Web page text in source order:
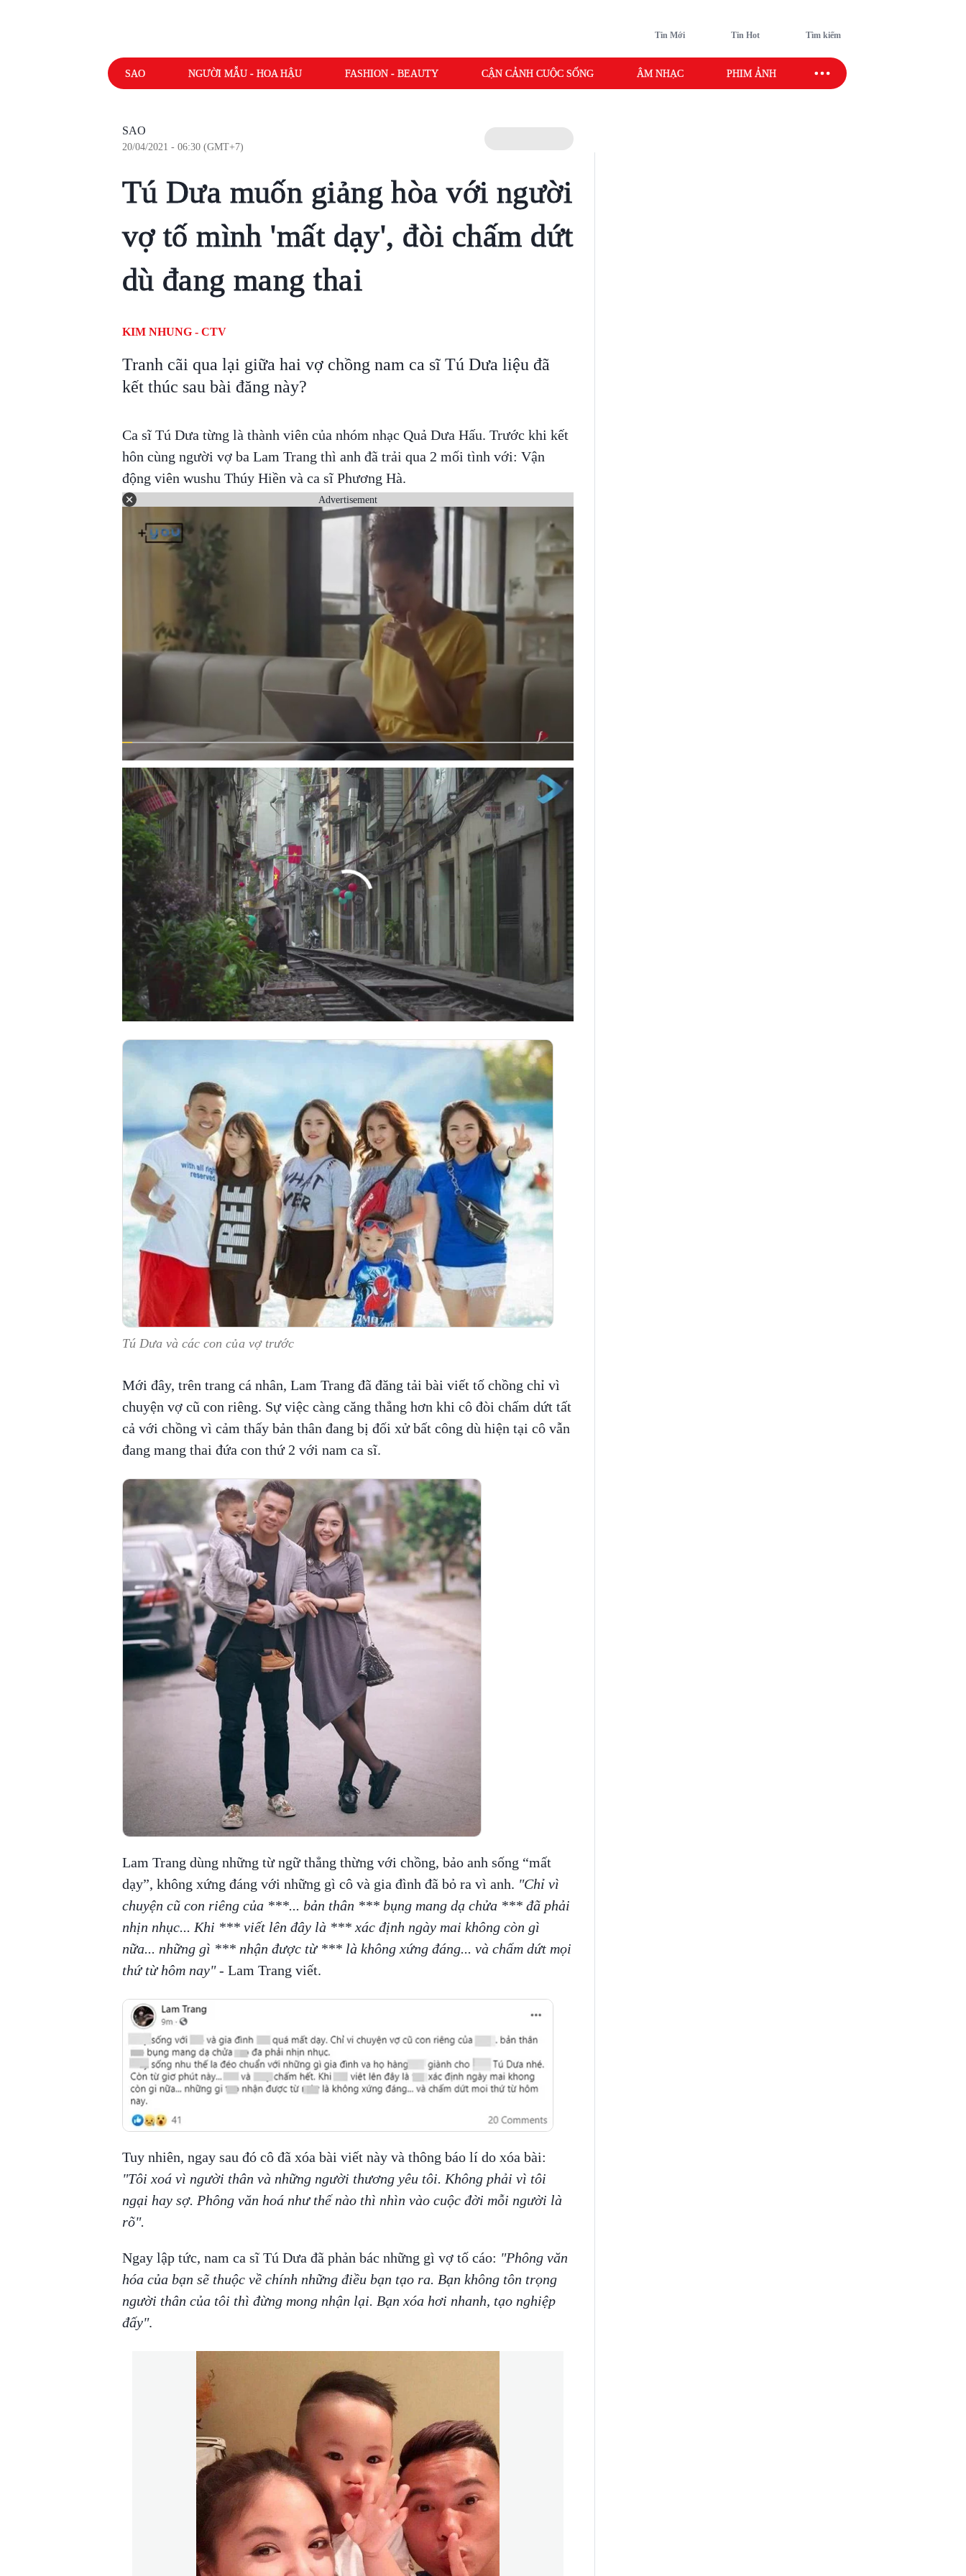
Tin Mới Tin Hot Tìm kiếm
SAO NGƯỜI MẪU - HOA HẬU FASHION - BEAUTY CẬN CẢNH CUỘC SỐNG ÂM NHẠC PHIM ẢNH SAO SPORT
SAO
20/04/2021 - 06:30 (GMT+7)
Tú Dưa muốn giảng hòa với người
vợ tố mình 'mất dạy', đòi chấm dứt
dù đang mang thai
KIM NHUNG - CTV
Tranh cãi qua lại giữa hai vợ chồng nam ca sĩ Tú Dưa liệu đã
kết thúc sau bài đăng này?
Ca sĩ Tú Dưa từng là thành viên của nhóm nhạc Quả Dưa Hấu. Trước khi kết
hôn cùng người vợ ba Lam Trang thì anh đã trải qua 2 mối tình với: Vận
động viên wushu Thúy Hiền và ca sĩ Phương Hà.
Advertisement
Tú Dưa và các con của vợ trước
Mới đây, trên trang cá nhân, Lam Trang đã đăng tải bài viết tố chồng chỉ vì
chuyện vợ cũ con riêng. Sự việc càng căng thẳng hơn khi cô đòi chấm dứt tất
cả với chồng vì cảm thấy bản thân đang bị đối xử bất công dù hiện tại cô vẫn
đang mang thai đứa con thứ 2 với nam ca sĩ.
Lam Trang dùng những từ ngữ thẳng thừng với chồng, bảo anh sống “mất
dạy”, không xứng đáng với những gì cô và gia đình đã bỏ ra vì anh. "Chỉ vì
chuyện cũ con riêng của ***... bản thân *** bụng mang dạ chửa *** đã phải
nhịn nhục... Khi *** viết lên đây là *** xác định ngày mai không còn gì
nữa... những gì *** nhận được từ *** là không xứng đáng... và chấm dứt mọi
thứ từ hôm nay"- Lam Trang viết.
Tuy nhiên, ngay sau đó cô đã xóa bài viết này và thông báo lí do xóa bài:
"Tôi xoá vì người thân và những người thương yêu tôi. Không phải vì tôi
ngại hay sợ. Phông văn hoá như thế nào thì nhìn vào cuộc đời mỗi người là
rõ".
Ngay lập tức, nam ca sĩ Tú Dưa đã phản bác những gì vợ tố cáo: "Phông văn
hóa của bạn sẽ thuộc về chính những điều bạn tạo ra. Bạn không tôn trọng
người thân của tôi thì đừng mong nhận lại. Bạn xóa hơi nhanh, tạo nghiệp
đấy".